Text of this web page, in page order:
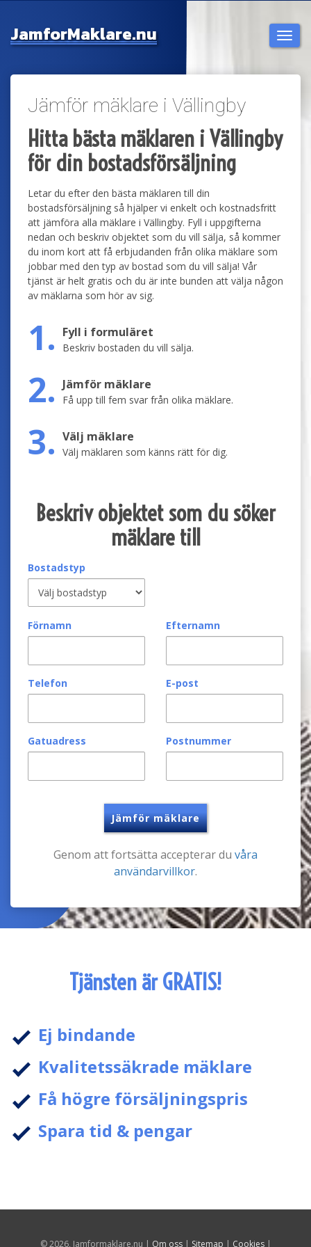
JamforMaklare.nu
Jämför mäklare i Vällingby
Hitta bästa mäklaren i Vällingby
för din bostadsförsäljning
Letar du efter den bästa mäklaren till din
bostadsförsäljning så hjälper vi enkelt och kostnadsfritt
att jämföra alla mäklare i Vällingby. Fyll i uppgifterna
nedan och beskriv objektet som du vill sälja, så kommer
du inom kort att få erbjudanden från olika mäklare som
jobbar med den typ av bostad som du vill sälja! Vår
tjänst är helt gratis och du är inte bunden att välja någon
av mäklarna som hör av sig.
1. Fyll i formuläret
Beskriv bostaden du vill sälja.
2. Jämför mäklare
Få upp till fem svar från olika mäklare.
3. Välj mäklare
Välj mäklaren som känns rätt för dig.
Beskriv objektet som du söker
mäklare till
Bostadstyp
Förnamn Efternamn
Telefon E-post
Gatuadress Postnummer
Jämför mäklare
Genom att fortsätta accepterar du våra
användarvillkor.
Tjänsten är GRATIS!
Ej bindande
Kvalitetssäkrade mäklare
Få högre försäljningspris
Spara tid & pengar
© 2026, Jamformaklare.nu | Om oss| Sitemap | Cookies|